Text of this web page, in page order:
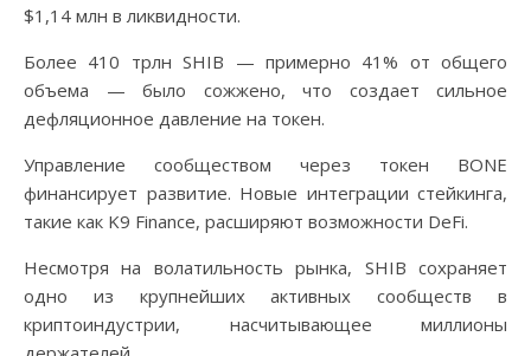
$1,14 млн в ликвидности.
Более 410 трлн SHIB — примерно 41% от общего
объема — было сожжено, что создает сильное
дефляционное давление на токен.
Управление сообществом через токен BONE
финансирует развитие. Новые интеграции стейкинга,
такие как K9 Finance, расширяют возможности DeFi.
Несмотря на волатильность рынка, SHIB сохраняет
одно из крупнейших активных сообществ в
криптоиндустрии, насчитывающее миллионы